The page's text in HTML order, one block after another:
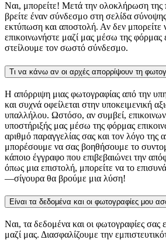
Ναι, μπορείτε! Μετά την ολοκλήρωση της
βρείτε έναν σύνδεσμο στη σελίδα
εκτύπωση και αποστολή. Αν δεν μπορείτε
επικοινωνήστε μαζί μας μέσω της φόρμας
στείλουμε τον σωστό σύνδεσμο.
Τι να κάνω αν οι αρχές απορρίψουν τη
Η απόρριψη μιας φωτογραφίας από την
και συχνά οφείλεται στην υποκειμενική
υπαλλήλου. Ωστόσο, αν συμβεί,
υποστήριξής μας μέσω της φόρμας
αριθμό παραγγελίας σας και τον λόγο της
μπορέσουμε να σας βοηθήσουμε το
κάποιο έγγραφο που επιβεβαιώνει την
όπως μια επιστολή, μπορείτε να το
—σίγουρα θα βρούμε μια λύση!
Είναι τα δεδομένα και οι φωτογραφίες μου
Ναι, τα δεδομένα και οι φωτογραφίες σας
μαζί μας. Διασφαλίζουμε την